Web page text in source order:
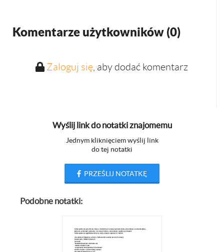
Komentarze użytkowników (0)
Zaloguj się, aby dodać komentarz
Wyślij link do notatki znajomemu
Jednym kliknięciem wyślij link
do tej notatki
PRZEŚLIJ NOTATKĘ
Podobne notatki: